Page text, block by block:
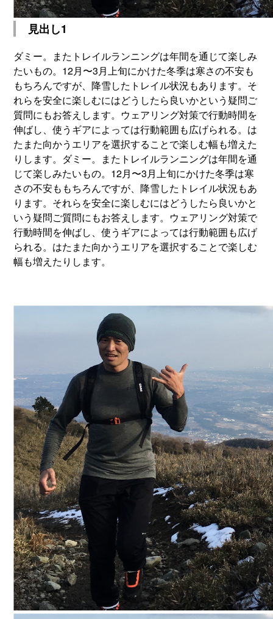
見出し1
ダミー。またトレイルランニングは年間を通じて楽しみ
たいもの。12月〜3月上旬にかけた冬季は寒さの不安も
もちろんですが、降雪したトレイル状況もあります。そ
れらを安全に楽しむにはどうしたら良いかという疑問ご
質問にもお答えします。ウェアリング対策で行動時間を
伸ばし、使うギアによっては行動範囲も広げられる。は
たまた向かうエリアを選択することで楽しむ幅も増えた
りします。ダミー。またトレイルランニングは年間を通
じて楽しみたいもの。12月〜3月上旬にかけた冬季は寒
さの不安ももちろんですが、降雪したトレイル状況もあ
ります。それらを安全に楽しむにはどうしたら良いかと
いう疑問ご質問にもお答えします。ウェアリング対策で
行動時間を伸ばし、使うギアによっては行動範囲も広げ
られる。はたまた向かうエリアを選択することで楽しむ
幅も増えたりします。